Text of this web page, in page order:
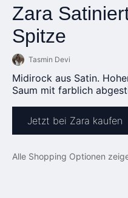
Zara
Spitze
Tasmin Devi
Midirock aus Satin.
Saum mit farblich
Jetzt bei Zara kaufen
Alle Shopping Optionen